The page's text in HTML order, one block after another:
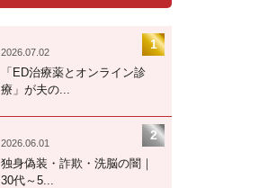
2026.07.02
「ED治療薬とオンライン診
療」が夫の...
2026.06.01
独身偽装・詐欺・洗脳の闇｜
30代～5...